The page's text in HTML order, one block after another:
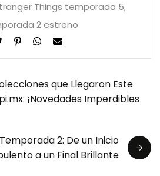
Things temporada 5,
2 estreno
que Llegaron Este
¡Novedades Imperdibles
2: De un Inicio
a un Final Brillante